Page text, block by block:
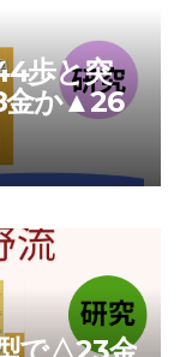
歩と突
金か▲26